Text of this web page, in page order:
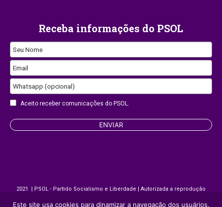
Receba informações do PSOL
Seu Nome
Email
Whatsapp (opcional)
Aceito receber comunicações do PSOL.
ENVIAR
2021 | PSOL - Partido Socialismo e Liberdade | Autorizada a reprodução
desde que citada a fonte.
Este site usa cookies para dinamizar a navegação dos usuários.